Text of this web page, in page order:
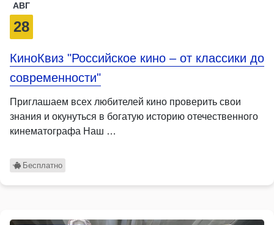
АВГ
28
КиноКвиз "Российское кино – от классики до
современности"
Приглашаем всех любителей кино проверить свои
знания и окунуться в богатую историю отечественного
кинематографа Наш …
Бесплатно